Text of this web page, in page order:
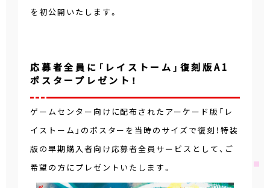
を初公開いたします。
応募者全員に「レイストーム」復刻版A1
ポスタープレゼント！
ゲームセンター向けに配布されたアーケード版「レ
イストーム」のポスターを当時のサイズで復刻！特装
版の早期購入者向け応募者全員サービスとして、ご
希望の方にプレゼントいたします。